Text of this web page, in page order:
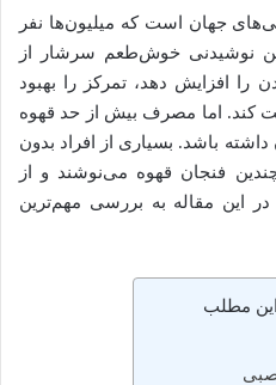
جهان است که میلیون‌ها نفر
نوشیدنی خوش‌طعم سرشار از
را افزایش دهد، تمرکز را بهبود
کند. اما مصرف بیش از حد قهوه
داشته باشد. بسیاری از افراد بدون
فنجان قهوه می‌نوشند و از
در این مقاله به بررسی مهم‌ترین
مطلب